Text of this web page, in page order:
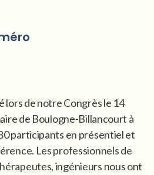
lors de notre Congrès le 14
de Boulogne-Billancourt à
participants en présentiel et
Les professionnels de
ingénieurs nous ont